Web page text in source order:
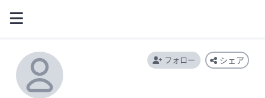
フォロー シェア